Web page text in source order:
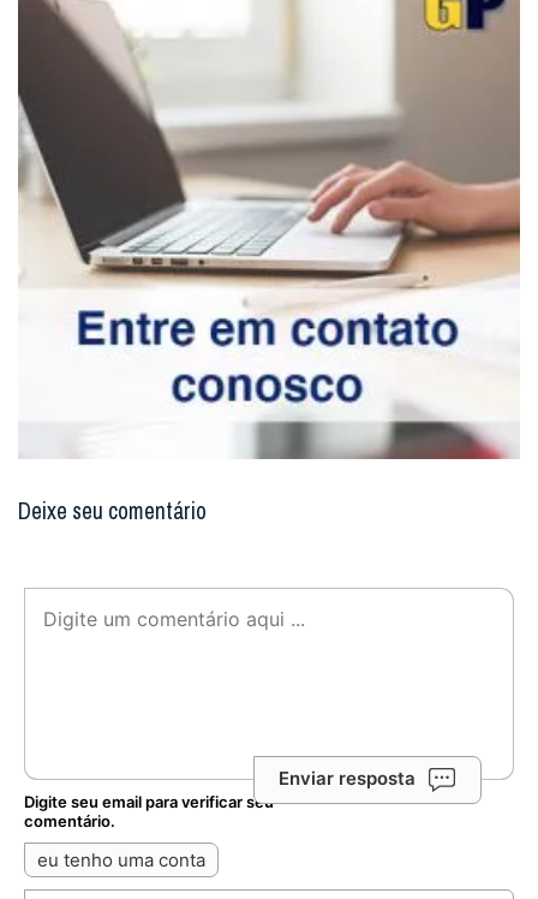
Deixe seu comentário
Enviar resposta
Digite seu email para verificar seu
comentário.
eu tenho uma conta